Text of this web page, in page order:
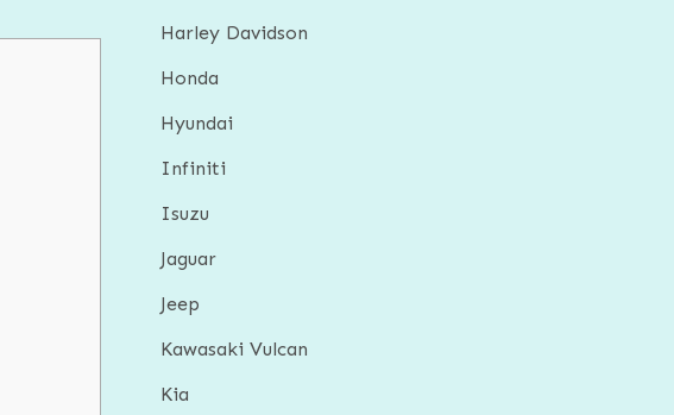
Harley Davidson
Honda
Hyundai
Infiniti
Isuzu
Jaguar
Jeep
Kawasaki Vulcan
Kia